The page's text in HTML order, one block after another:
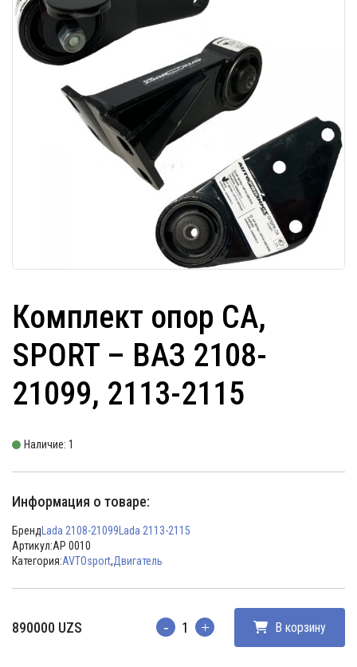
Комплект опор CA,
SPORT – ВАЗ 2108-
21099, 2113-2115
Наличие: 1
Информация о товаре:
Бренд Lada 2108-21099 Lada 2113-2115
Артикул:AP 0010
Категория:AVTOsport,Двигатель
890000 UZS Количество В корзину